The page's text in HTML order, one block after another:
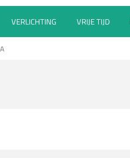
VERLICHTING VRIJE TIJD